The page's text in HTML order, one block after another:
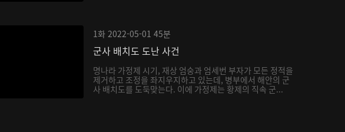
1화 2022-05-01 45분
군사 배치도 도난 사건
명나라 가정제 시기, 재상 엄숭과 엄세번 부자가 모든 정적을
제거하고 조정을 좌지우지하고 있는데, 병부에서 해안의 군
사 배치도를 도둑맞는다. 이에 가정제는 황제의 직속 군...